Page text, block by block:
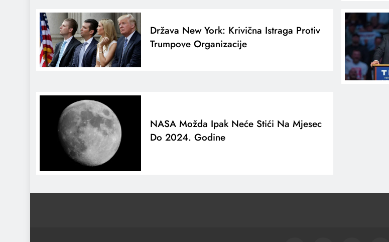
Država New York: Krivična Istraga Protiv
Trumpove Organizacije
NASA Možda Ipak Neće Stići Na Mjesec
Do 2024. Godine